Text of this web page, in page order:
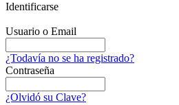
Identificarse
Usuario o Email
¿Todavía no se ha registrado?
Contraseña
¿Olvidó su Clave?